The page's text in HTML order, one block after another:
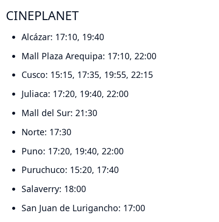
CINEPLANET
Alcázar: 17:10, 19:40
Mall Plaza Arequipa: 17:10, 22:00
Cusco: 15:15, 17:35, 19:55, 22:15
Juliaca: 17:20, 19:40, 22:00
Mall del Sur: 21:30
Norte: 17:30
Puno: 17:20, 19:40, 22:00
Puruchuco: 15:20, 17:40
Salaverry: 18:00
San Juan de Lurigancho: 17:00